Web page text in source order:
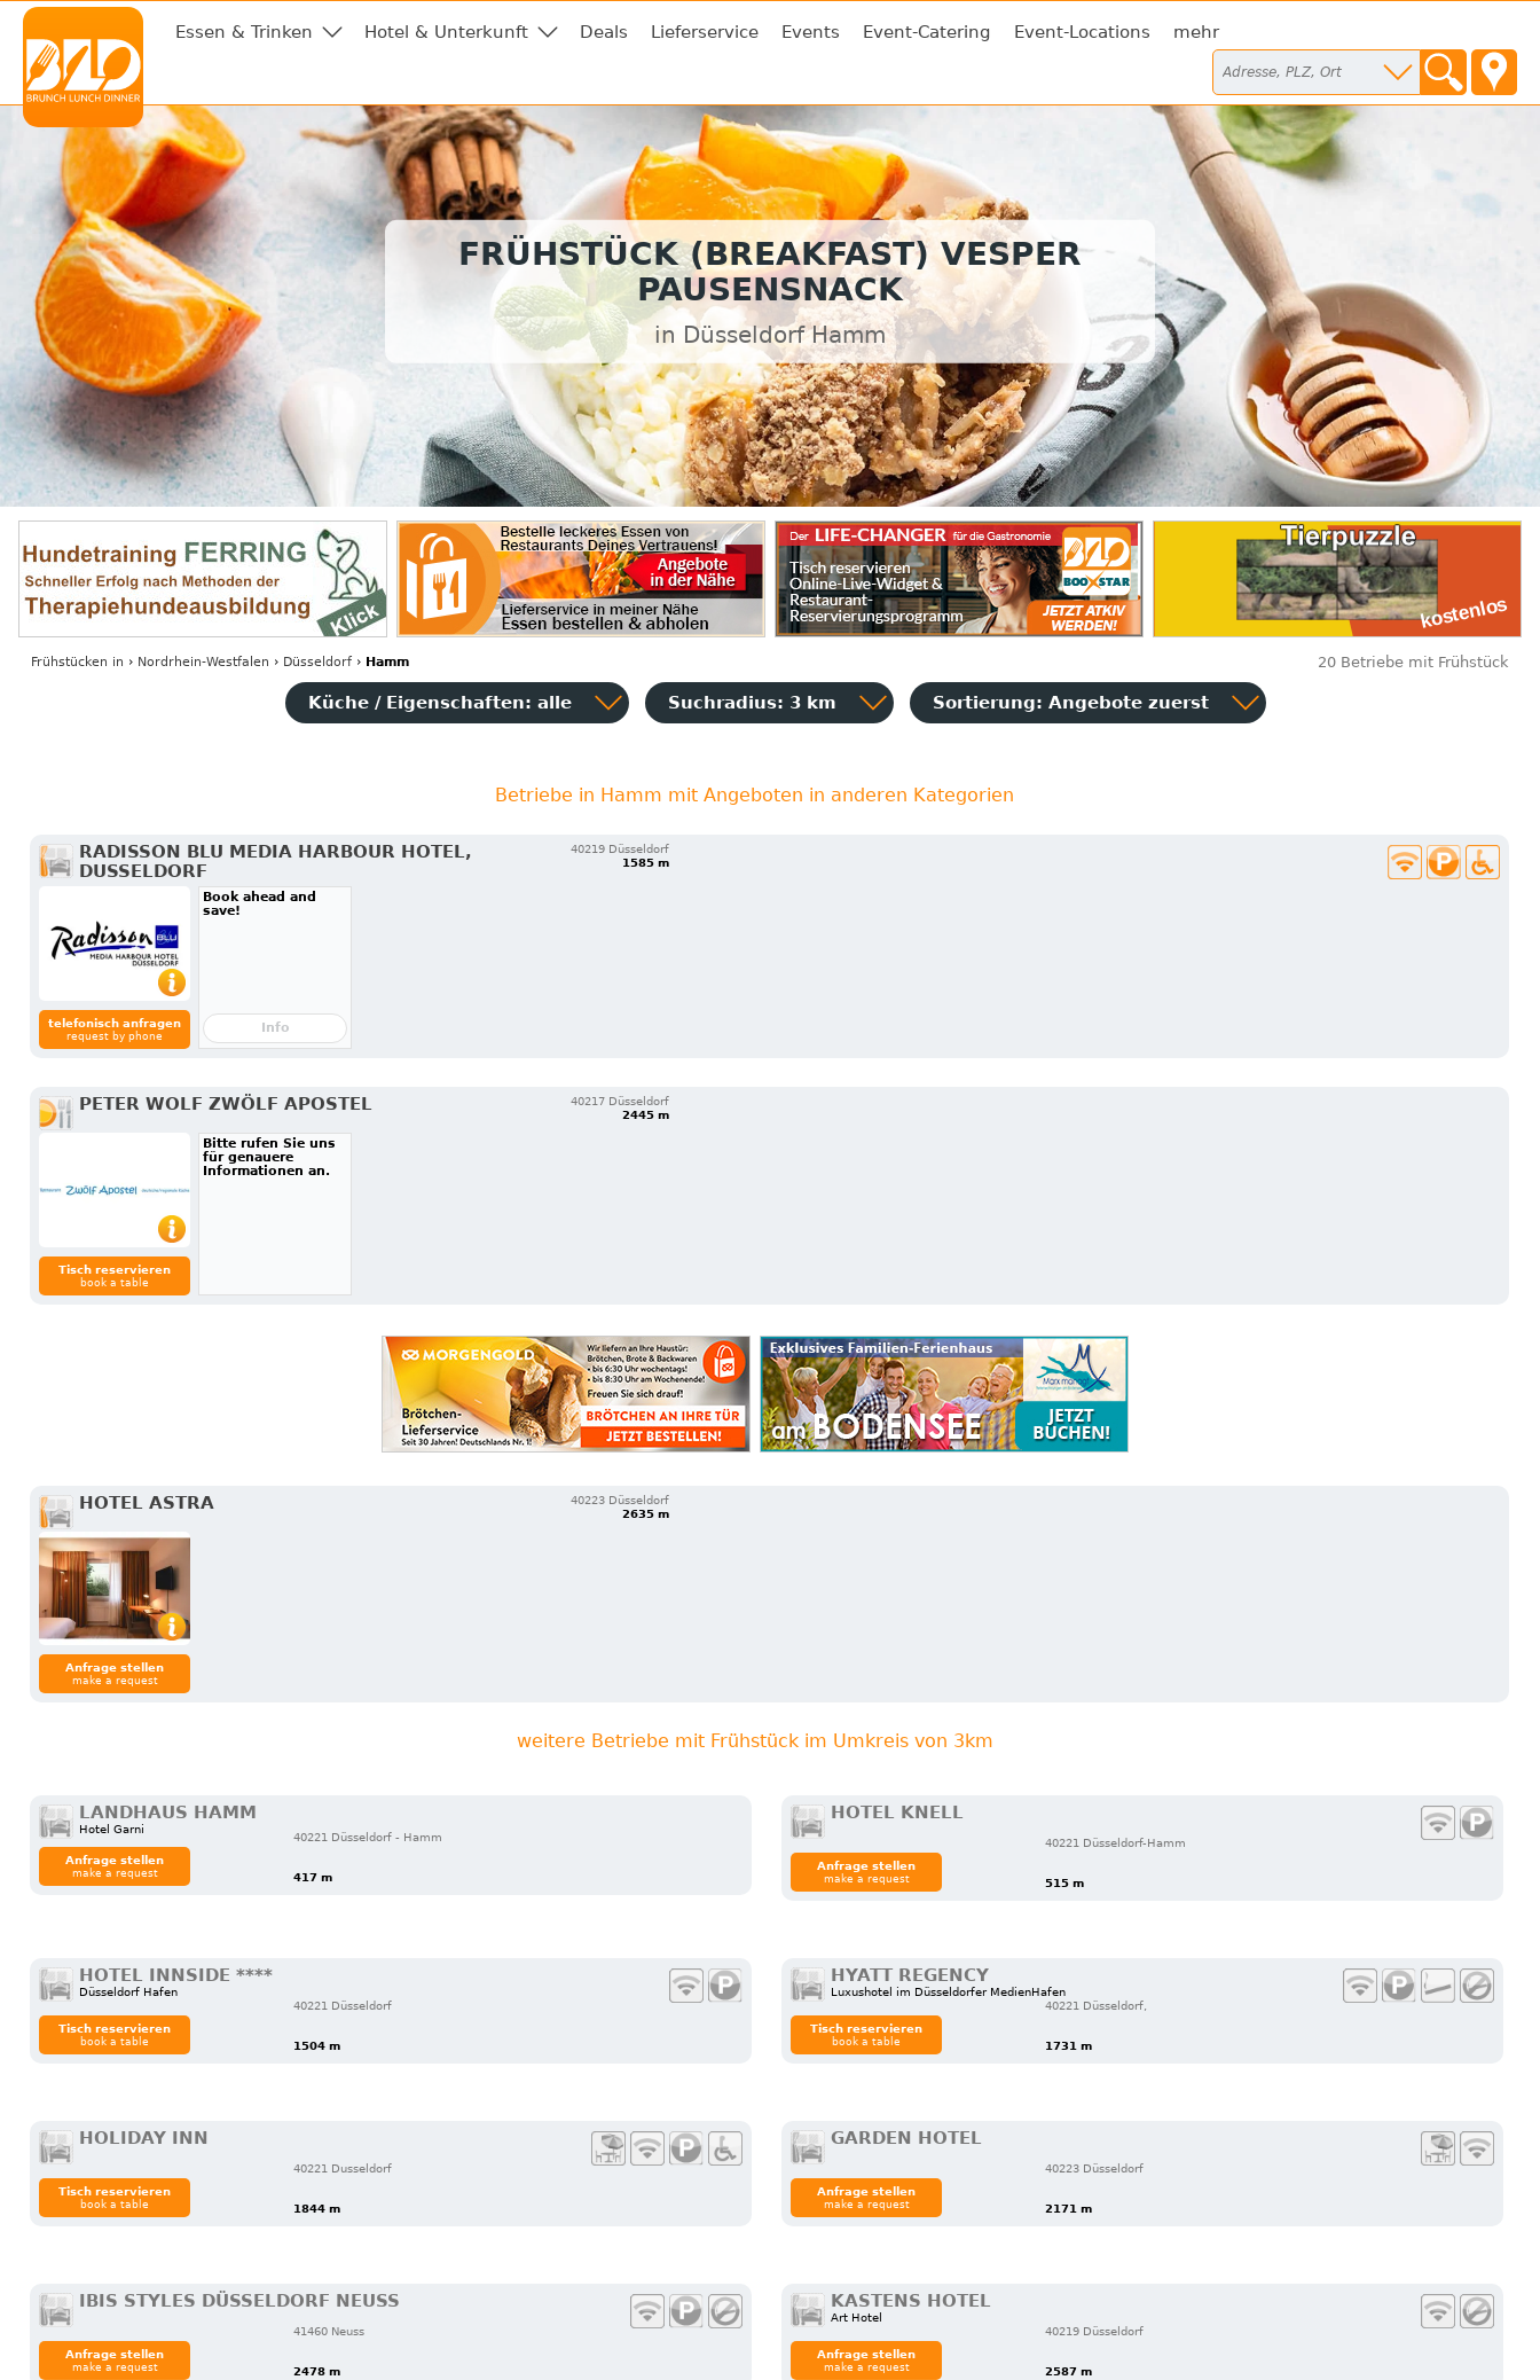
Essen & Trinken Hotel & Unterkunft Deals Lieferservice Events Event-Catering Event-Locations mehr
FRÜHSTÜCK (BREAKFAST) VESPER
PAUSENSNACK
in Düsseldorf Hamm
Frühstücken in › Nordrhein-Westfalen › Düsseldorf› Hamm 20 Betriebe mit Frühstück
Küche / Eigenschaften: alle Suchradius: 3 km Sortierung: Angebote zuerst
Betriebe in Hamm mit Angeboten in anderen Kategorien
RADISSON BLU MEDIA HARBOUR HOTEL,
DUSSELDORF
40219 Düsseldorf
1585 m
telefonisch anfragen
request by phone
Book ahead and
save!
Info
PETER WOLF ZWÖLF APOSTEL
40217 Düsseldorf
2445 m
Tisch reservieren
book a table
Bitte rufen Sie uns
für genauere
Informationen an.
HOTEL ASTRA
40223 Düsseldorf
2635 m
Anfrage stellen
make a request
weitere Betriebe mit Frühstück im Umkreis von 3km
LANDHAUS HAMM
Hotel Garni
40221 Düsseldorf - Hamm
417 m
Anfrage stellen
make a request
HOTEL KNELL
40221 Düsseldorf-Hamm
515 m
Anfrage stellen
make a request
HOTEL INNSIDE ****
Düsseldorf Hafen
40221 Düsseldorf
1504 m
Tisch reservieren
book a table
HYATT REGENCY
Luxushotel im Düsseldorfer MedienHafen
40221 Düsseldorf,
1731 m
Tisch reservieren
book a table
HOLIDAY INN
40221 Dusseldorf
1844 m
Tisch reservieren
book a table
GARDEN HOTEL
40223 Düsseldorf
2171 m
Anfrage stellen
make a request
IBIS STYLES DÜSSELDORF NEUSS
41460 Neuss
2478 m
Anfrage stellen
make a request
KASTENS HOTEL
Art Hotel
40219 Düsseldorf
2587 m
Anfrage stellen
make a request